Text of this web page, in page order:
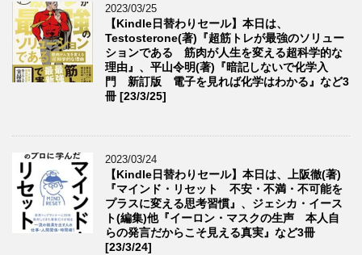
2023/03/25
【Kindle日替わりセール】本日は、
Testosterone(著)『超筋トレが最強のソリュー
ションである 筋肉が人生を変える超科学的な
理由』、平山令明(著)『暗記しないで化学入
門 新訂版 電子を見れば化学はわかる』など3
冊 [23/3/25]
2023/03/24
【Kindle日替わりセール】本日は、上阪徹(著)
『マインド・リセット 不安・不満・不可能を
プラスに変える思考習慣』、ジェシカ・イース
ト(編集)他『イーロン・マスクの生声 本人自
らの発言だからこそ見える真実』など3冊
[23/3/24]